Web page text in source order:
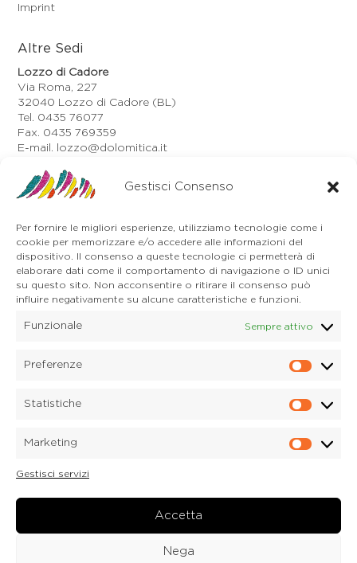
Gestisci Consenso
Per fornire le migliori esperienze, utilizziamo tecnologie come i
cookie per memorizzare e/o accedere alle informazioni del
dispositivo. Il consenso a queste tecnologie ci permetterà di
elaborare dati come il comportamento di navigazione o ID unici
su questo sito. Non acconsentire o ritirare il consenso può
influire negativamente su alcune caratteristiche e funzioni.
Funzionale Sempre attivo
Preferenze
Statistiche
Marketing
Gestisci servizi
Accetta
Nega
Imprint
Altre Sedi
Lozzo di Cadore
Via Roma, 227
32040 Lozzo di Cadore (BL)
Tel. 0435 76077
Fax. 0435 769359
E-mail. lozzo@dolomitica.it
Auronzo di Cadore
Via Unione, 21/B
32041 Auronzo di Cadore (BL)
E-mail. auronzo@dolomitica.it
Cortina d'Ampezzo
32043 Cortina d'Ampezzo (BL)
Tel. 0436 4127
E-mail. pieve@dolomitica.it
S. Stefano di Cadore
32045 S. Stefano di Cadore - Comelico (BL)
32040 Candide di Comelico Superiore (BL)
E-mail. candide@dolomitica.it
Laboratorio Marmi